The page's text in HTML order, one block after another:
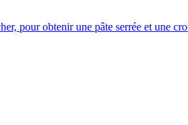
pour obtenir une pâte serrée et une